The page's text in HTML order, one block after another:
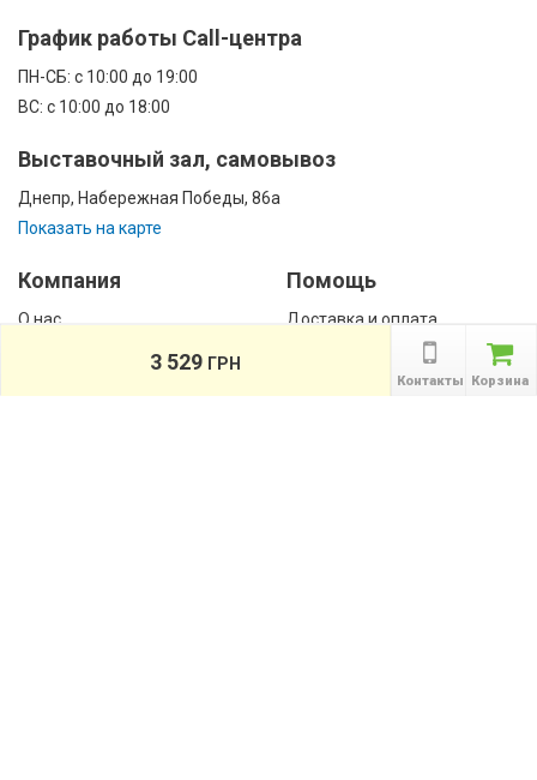
График работы Call-центра
ПН-CБ: с 10:00 до 19:00
ВС: с 10:00 до 18:00
Выставочный зал, самовывоз
Днепр, Набережная Победы, 86а
Показать на карте
Компания
О нас
Помощь
Доставка и оплата
Корзина
Контакты
3 529 ГРН